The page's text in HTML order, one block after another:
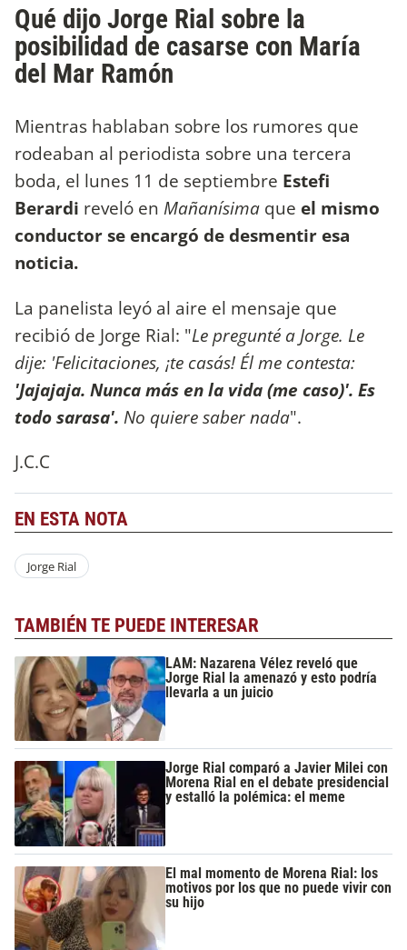
Qué dijo Jorge Rial sobre la
posibilidad de casarse con María
del Mar Ramón
Mientras hablaban sobre los rumores que
rodeaban al periodista sobre una tercera
boda, el lunes 11 de septiembre Estefi
Berardi reveló en Mañanísima que el mismo
conductor se encargó de desmentir esa
noticia.
La panelista leyó al aire el mensaje que
recibió de Jorge Rial: "Le pregunté a Jorge. Le
dije: 'Felicitaciones, ¡te casás! Él me contesta:
'Jajajaja. Nunca más en la vida (me caso)'. Es
todo sarasa'. No quiere saber nada".
J.C.C
EN ESTA NOTA
Jorge Rial
TAMBIÉN TE PUEDE INTERESAR
LAM: Nazarena Vélez reveló que
Jorge Rial la amenazó y esto podría
llevarla a un juicio
Jorge Rial comparó a Javier Milei con
Morena Rial en el debate presidencial
y estalló la polémica: el meme
El mal momento de Morena Rial: los
motivos por los que no puede vivir con
su hijo